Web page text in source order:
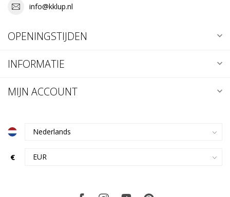
info@kklup.nl
OPENINGSTIJDEN
INFORMATIE
MIJN ACCOUNT
€